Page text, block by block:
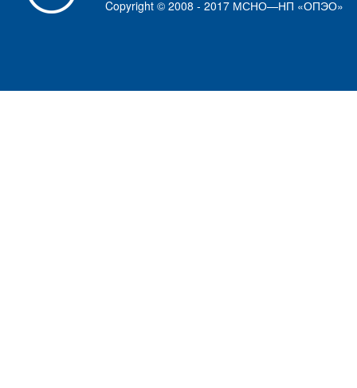
Copyright © 2008 - 2017 МСНО—НП «ОПЭО»